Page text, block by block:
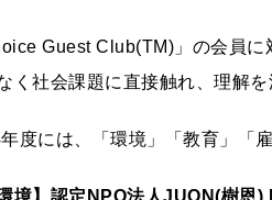
Guest Club(TM)」の会員
く社会課題に直接触れ、理解
度には、「環境」「教育」「
境】認定NPO法人JUON(樹恩)